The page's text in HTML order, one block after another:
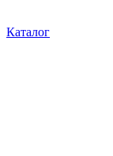
Каталог